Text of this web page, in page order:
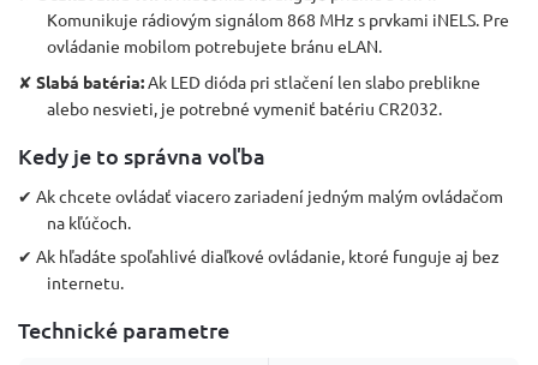
Komunikuje rádiovým signálom 868 MHz s prvkami iNELS. Pre
ovládanie mobilom potrebujete bránu eLAN.
✘ Slabá batéria: Ak LED dióda pri stlačení len slabo preblikne
alebo nesvieti, je potrebné vymeniť batériu CR2032.
Kedy je to správna voľba
✔ Ak chcete ovládať viacero zariadení jedným malým ovládačom
na kľúčoch.
✔ Ak hľadáte spoľahlivé diaľkové ovládanie, ktoré funguje aj bez
internetu.
Technické parametre